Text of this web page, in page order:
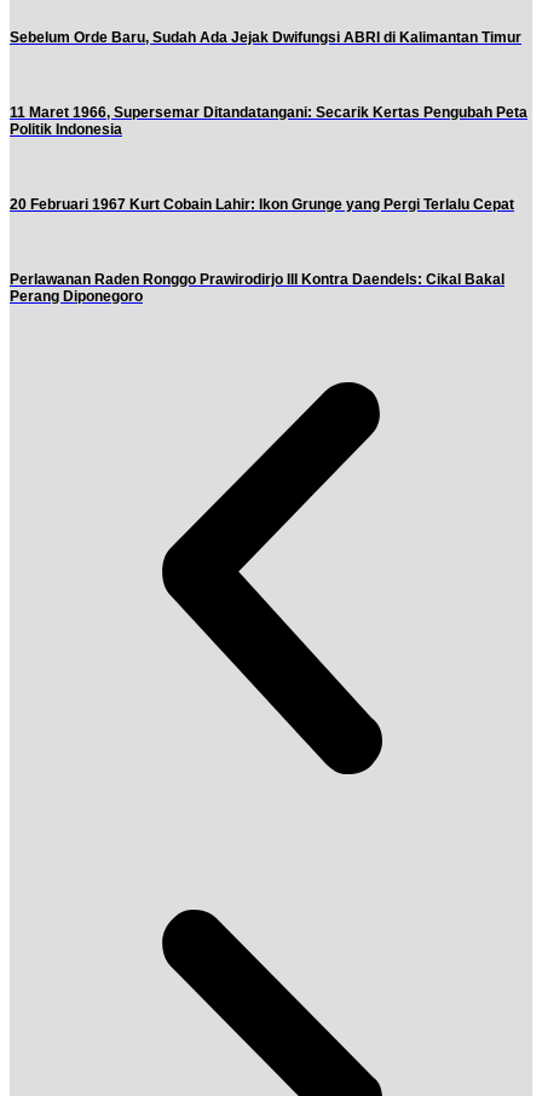
Sebelum Orde Baru, Sudah Ada Jejak Dwifungsi ABRI di Kalimantan Timur
11 Maret 1966, Supersemar Ditandatangani: Secarik Kertas Pengubah Peta
Politik Indonesia
20 Februari 1967 Kurt Cobain Lahir: Ikon Grunge yang Pergi Terlalu Cepat
Perlawanan Raden Ronggo Prawirodirjo III Kontra Daendels: Cikal Bakal
Perang Diponegoro